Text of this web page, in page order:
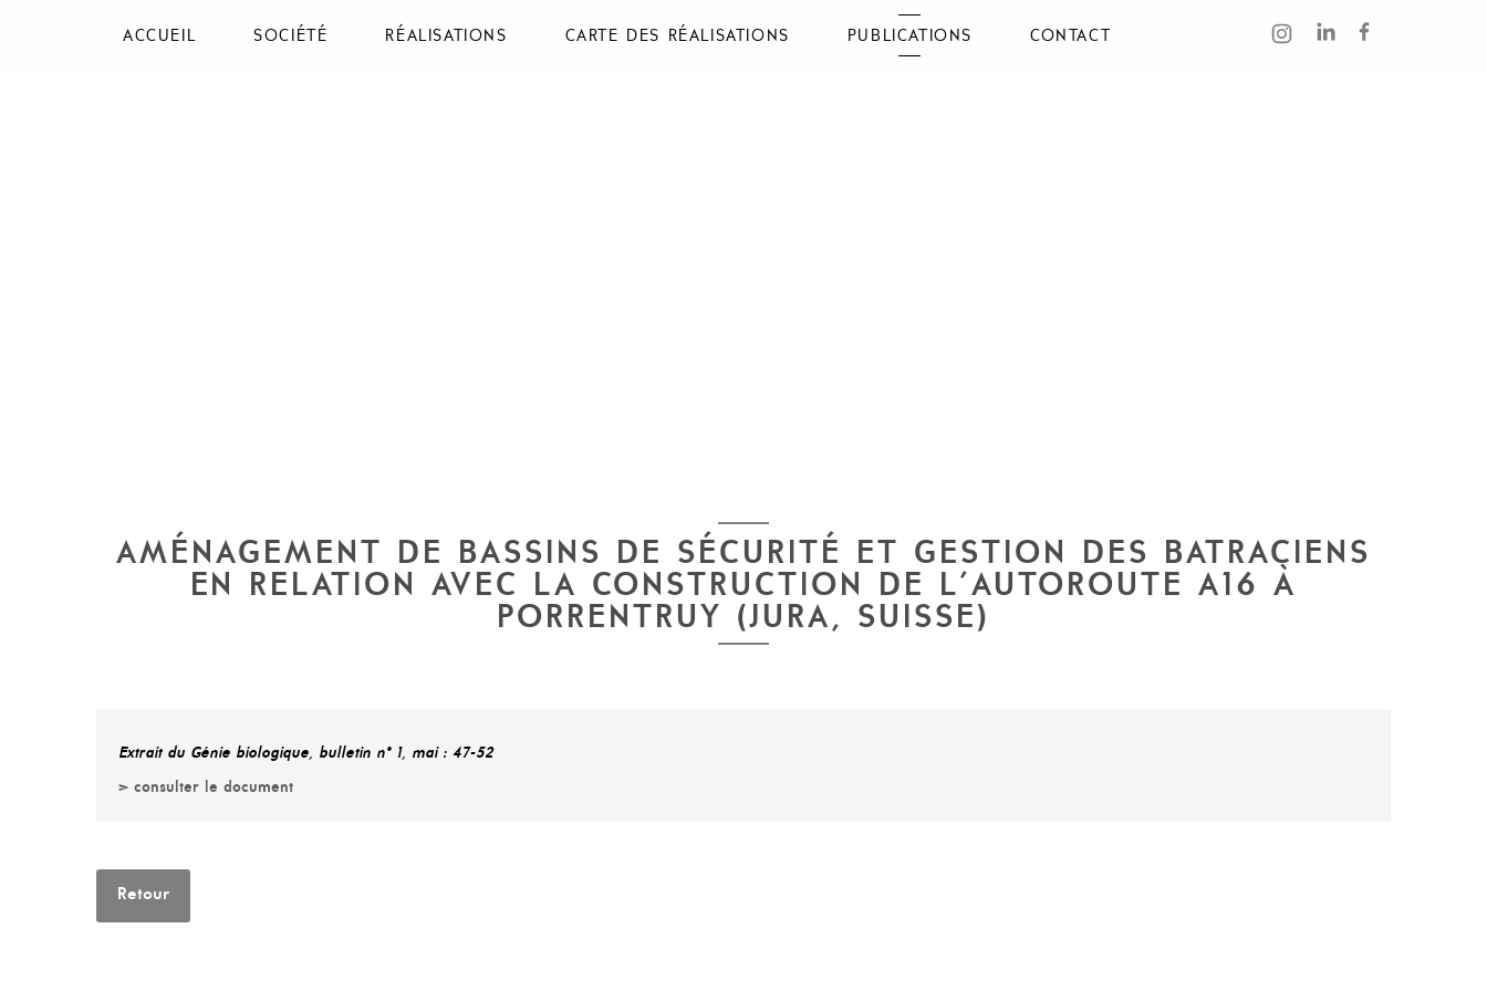
ACCUEIL SOCIÉTÉ RÉALISATIONS CARTE DES RÉALISATIONS PUBLICATIONS CONTACT
AMÉNAGEMENT DE BASSINS DE SÉCURITÉ ET GESTION DES BATRACIENS
EN RELATION AVEC LA CONSTRUCTION DE L'AUTOROUTE A16 À
PORRENTRUY (JURA, SUISSE)
Extrait du Génie biologique, bulletin n° 1, mai : 47-52
> consulter le document
Retour